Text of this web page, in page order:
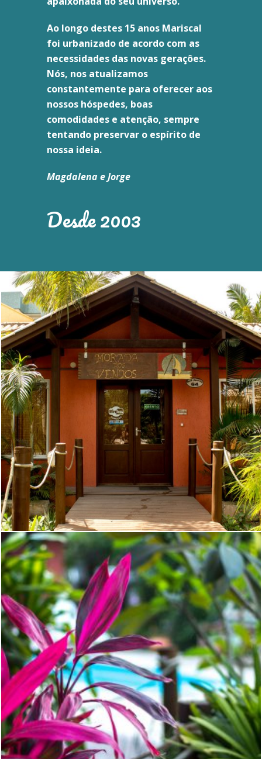
Ao longo destes 15 anos Mariscal
foi urbanizado de acordo com as
necessidades das novas geraçôes.
Nós, nos atualizamos
constantemente para oferecer aos
nossos hóspedes, boas
comodidades e atençâo, sempre
tentando preservar o espírito de
nossa ideia.
Magdalena e Jorge
Desde 2003
RECEPÇÃO